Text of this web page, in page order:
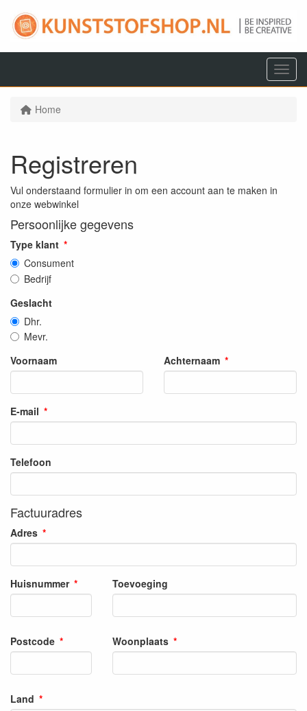
Menu
Home
Registreren
Vul onderstaand formulier in om een account aan te maken in
onze webwinkel
Persoonlijke gegevens
Type klant
Consument
Bedrijf
Geslacht
Dhr.
Mevr.
Voornaam
Achternaam
E-mail
Telefoon
Factuuradres
Adres
Huisnummer Toevoeging
Postcode Woonplaats
Land